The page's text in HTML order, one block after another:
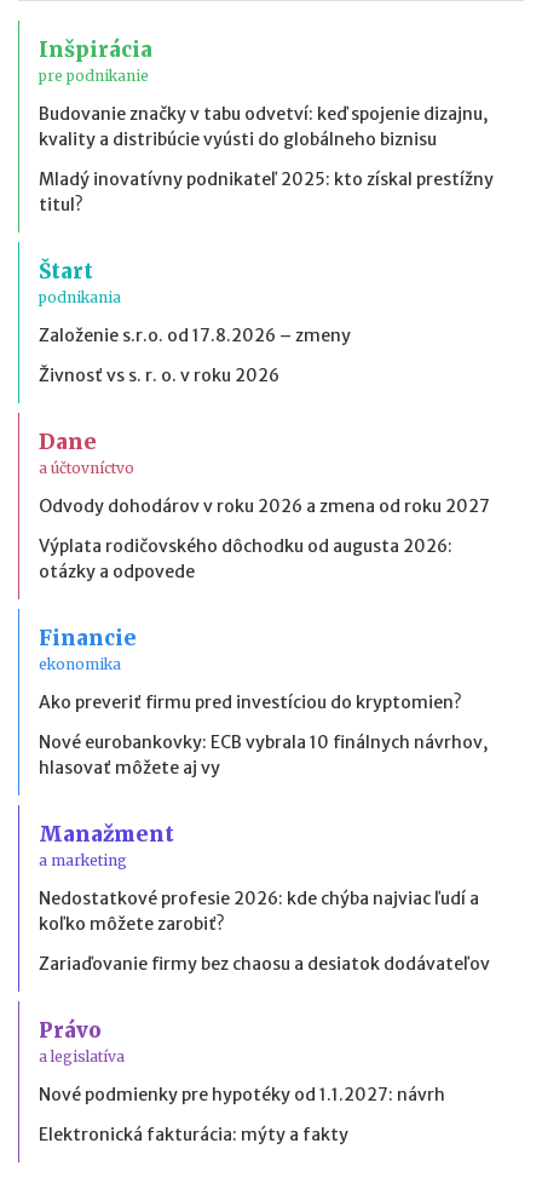
Inšpirácia
pre podnikanie
Budovanie značky v tabu odvetví: keď spojenie dizajnu,
kvality a distribúcie vyústi do globálneho biznisu
Mladý inovatívny podnikateľ 2025: kto získal prestížny
titul?
Štart
podnikania
Založenie s.r.o. od 17.8.2026 – zmeny
Živnosť vs s. r. o. v roku 2026
Dane
a účtovníctvo
Odvody dohodárov v roku 2026 a zmena od roku 2027
Výplata rodičovského dôchodku od augusta 2026:
otázky a odpovede
Financie
ekonomika
Ako preveriť firmu pred investíciou do kryptomien?
Nové eurobankovky: ECB vybrala 10 finálnych návrhov,
hlasovať môžete aj vy
Manažment
a marketing
Nedostatkové profesie 2026: kde chýba najviac ľudí a
koľko môžete zarobiť?
Zariaďovanie firmy bez chaosu a desiatok dodávateľov
Právo
a legislatíva
Nové podmienky pre hypotéky od 1.1.2027: návrh
Elektronická fakturácia: mýty a fakty